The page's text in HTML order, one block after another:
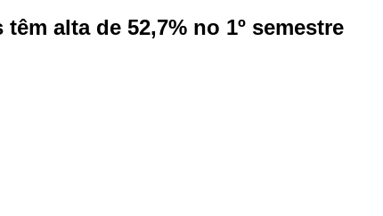
alta de 52,7% no 1º semestre